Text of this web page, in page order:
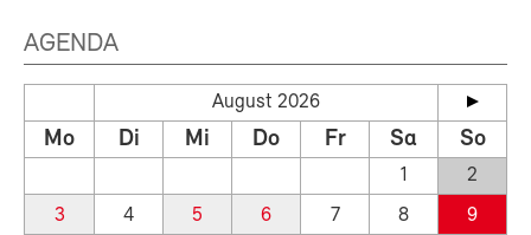
AGENDA
August 2026
Mo Di Mi Do Fr Sa So
1
2
3
4 5 6 7 8 9